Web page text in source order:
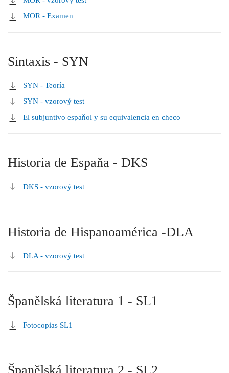
MOR - Examen
Sintaxis - SYN
SYN - Teoría
SYN - vzorový test
El subjuntivo espaňol y su equivalencia en checo
Historia de Espaňa - DKS
DKS - vzorový test
Historia de Hispanoamérica -DLA
DLA - vzorový test
Španělská literatura 1 - SL1
Fotocopias SL1